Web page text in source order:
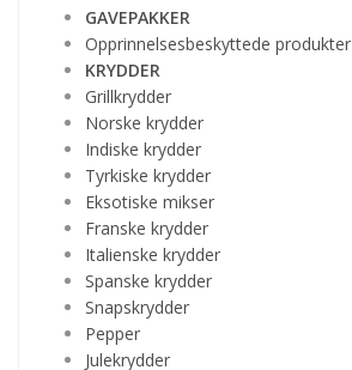
GAVEPAKKER
Opprinnelsesbeskyttede produkter
KRYDDER
Grillkrydder
Norske krydder
Indiske krydder
Tyrkiske krydder
Eksotiske mikser
Franske krydder
Italienske krydder
Spanske krydder
Snapskrydder
Pepper
Julekrydder